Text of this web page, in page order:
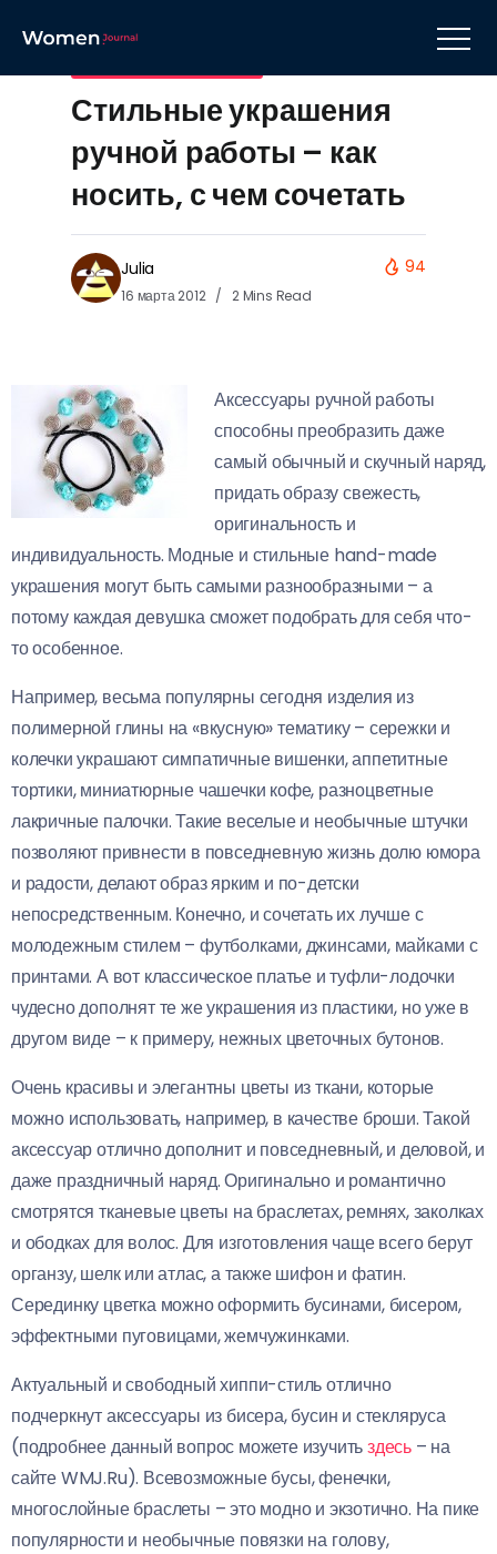
Стильные украшения
ручной работы – как
носить, с чем сочетать
Julia
16 марта 2012 2 Mins Read
94
Аксессуары ручной работы
способны преобразить даже
самый обычный и скучный наряд,
придать образу свежесть,
оригинальность и
индивидуальность. Модные и стильные hand-made
украшения могут быть самыми разнообразными – а
потому каждая девушка сможет подобрать для себя что-
то особенное.
Например, весьма популярны сегодня изделия из
полимерной глины на «вкусную» тематику – сережки и
колечки украшают симпатичные вишенки, аппетитные
тортики, миниатюрные чашечки кофе, разноцветные
лакричные палочки. Такие веселые и необычные штучки
позволяют привнести в повседневную жизнь долю юмора
и радости, делают образ ярким и по-детски
непосредственным. Конечно, и сочетать их лучше с
молодежным стилем – футболками, джинсами, майками с
принтами. А вот классическое платье и туфли-лодочки
чудесно дополнят те же украшения из пластики, но уже в
другом виде – к примеру, нежных цветочных бутонов.
Очень красивы и элегантны цветы из ткани, которые
можно использовать, например, в качестве броши. Такой
аксессуар отлично дополнит и повседневный, и деловой, и
даже праздничный наряд. Оригинально и романтично
смотрятся тканевые цветы на браслетах, ремнях, заколках
и ободках для волос. Для изготовления чаще всего берут
органзу, шелк или атлас, а также шифон и фатин.
Серединку цветка можно оформить бусинами, бисером,
эффектными пуговицами, жемчужинками.
Актуальный и свободный хиппи-стиль отлично
подчеркнут аксессуары из бисера, бусин и стекляруса
(подробнее данный вопрос можете изучитьздесь – на
сайте WMJ.Ru). Всевозможные бусы, фенечки,
многослойные браслеты – это модно и экзотично. На пике
популярности и необычные повязки на голову,